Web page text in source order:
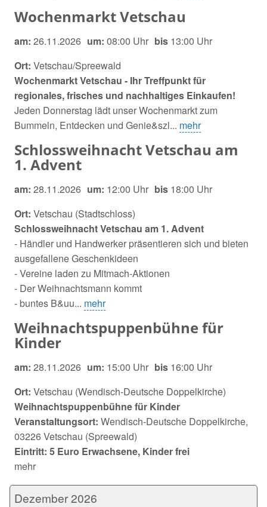
Wochenmarkt Vetschau
am: 26.11.2026 um: 08:00 Uhr bis 13:00 Uhr
Ort: Vetschau/Spreewald
Wochenmarkt Vetschau - Ihr Treffpunkt für
regionales, frisches und nachhaltiges Einkaufen!
Jeden Donnerstag lädt unser Wochenmarkt zum
Bummeln, Entdecken und Genie&szl... mehr
Schlossweihnacht Vetschau am
1. Advent
am: 28.11.2026 um: 12:00 Uhr bis 18:00 Uhr
Ort: Vetschau (Stadtschloss)
Schlossweihnacht Vetschau am 1. Advent
- Händler und Handwerker präsentieren sich und bieten
ausgefallene Geschenkideen
- Vereine laden zu Mitmach-Aktionen
- Der Weihnachtsmann kommt
- buntes B&uu... mehr
Weihnachtspuppenbühne für
Kinder
am: 28.11.2026 um: 15:00 Uhr bis 16:00 Uhr
Ort: Vetschau (Wendisch-Deutsche Doppelkirche)
Weihnachtspuppenbühne für Kinder
Veranstaltungsort: Wendisch-Deutsche Doppelkirche,
03226 Vetschau (Spreewald)
Eintritt: 5 Euro Erwachsene, Kinder frei
mehr
Dezember 2026